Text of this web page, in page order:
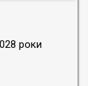
роки